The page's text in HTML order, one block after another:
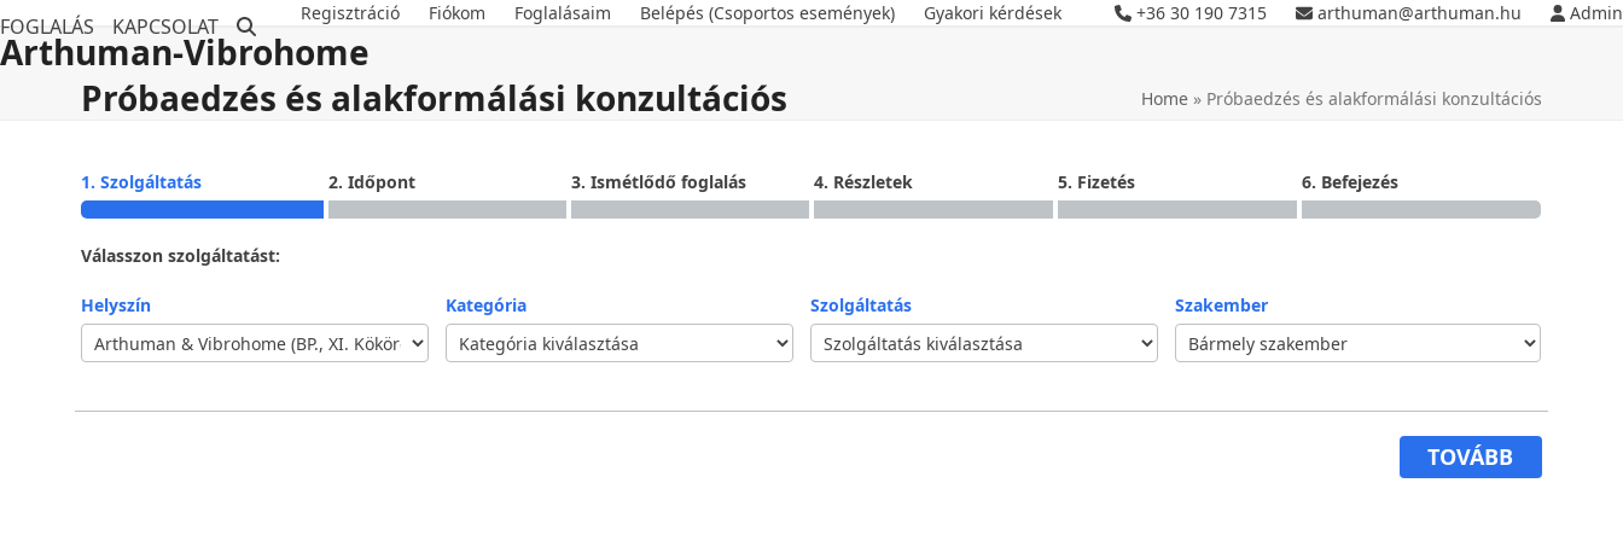
Skip
to
content
Regisztráció Fiókom Foglalásaim Belépés (Csoportos események) Gyakori kérdések +36 30 190 7315 arthuman@arthuman.hu Admin
Arthuman-Vibrohome
FOGLALÁS KAPCSOLAT
Próbaedzés és alakformálási konzultációs Home» Próbaedzés és alakformálási konzultációs
1. Szolgáltatás 2. Időpont 3. Ismétlődő foglalás 4. Részletek 5. Fizetés 6. Befejezés
Válasszon szolgáltatást:
Helyszín Kategória Szolgáltatás Szakember
TOVÁBB